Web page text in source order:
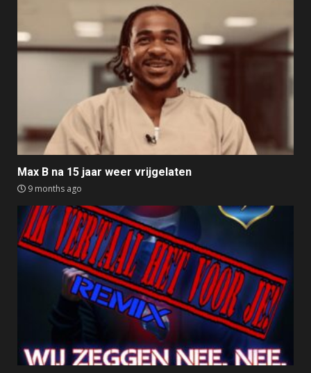
Max B na 15 jaar weer vrijgelaten
9 months ago